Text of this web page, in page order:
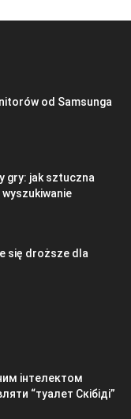
od Samsunga
gry: jak sztuczna
się droższe dla
інтелектом
“туалет Скібіді”